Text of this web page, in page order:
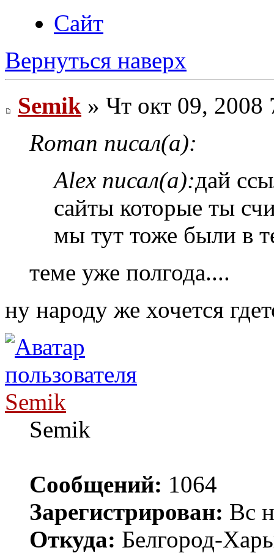
Сайт
Вернуться наверх
Semik » Чт окт 09, 2008
Roman писал(а):
Alex писал(а):дай
сайты которые ты
мы тут тоже были в
теме уже полгода....
ну народу же хочется
Semik
Semik
Сообщений: 1064
Зарегистрирован: Вс
Откуда: Белгород-